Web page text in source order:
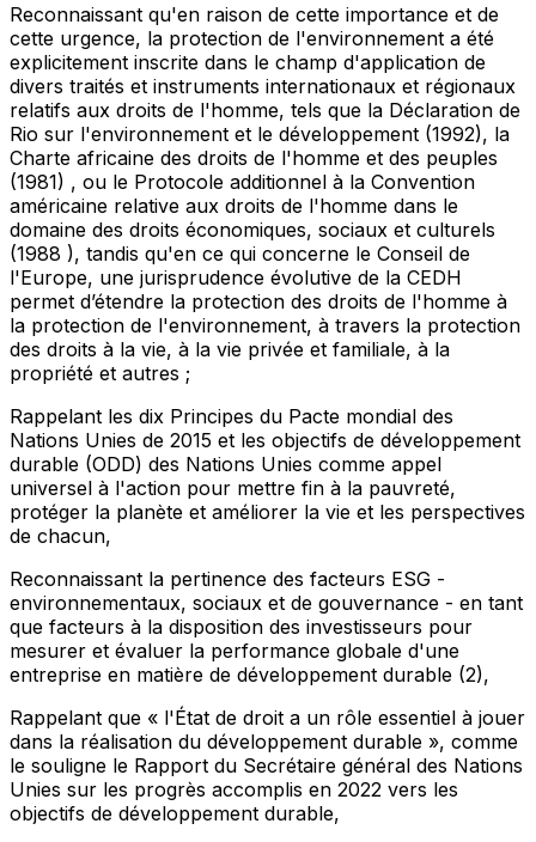
Reconnaissant qu'en raison de cette importance et de
cette urgence, la protection de l'environnement a été
explicitement inscrite dans le champ d'application de
divers traités et instruments internationaux et régionaux
relatifs aux droits de l'homme, tels que la Déclaration de
Rio sur l'environnement et le développement (1992), la
Charte africaine des droits de l'homme et des peuples
(1981) , ou le Protocole additionnel à la Convention
américaine relative aux droits de l'homme dans le
domaine des droits économiques, sociaux et culturels
(1988 ), tandis qu'en ce qui concerne le Conseil de
l'Europe, une jurisprudence évolutive de la CEDH
permet d’étendre la protection des droits de l'homme à
la protection de l'environnement, à travers la protection
des droits à la vie, à la vie privée et familiale, à la
propriété et autres ;
Rappelant les dix Principes du Pacte mondial des
Nations Unies de 2015 et les objectifs de développement
durable (ODD) des Nations Unies comme appel
universel à l'action pour mettre fin à la pauvreté,
protéger la planète et améliorer la vie et les perspectives
de chacun,
Reconnaissant la pertinence des facteurs ESG -
environnementaux, sociaux et de gouvernance - en tant
que facteurs à la disposition des investisseurs pour
mesurer et évaluer la performance globale d'une
entreprise en matière de développement durable (2),
Rappelant que « l'État de droit a un rôle essentiel à jouer
dans la réalisation du développement durable », comme
le souligne le Rapport du Secrétaire général des Nations
Unies sur les progrès accomplis en 2022 vers les
objectifs de développement durable,